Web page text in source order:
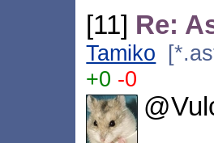
[11] Re:
Tamiko
+0 -0